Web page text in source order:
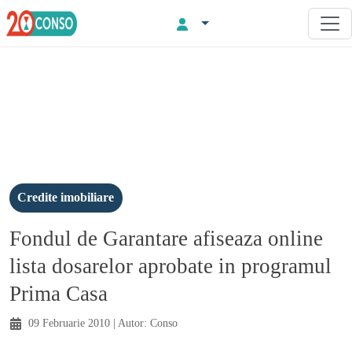
Credite imobiliare
Fondul de Garantare afiseaza online
lista dosarelor aprobate in programul
Prima Casa
09 Februarie 2010 | Autor: Conso